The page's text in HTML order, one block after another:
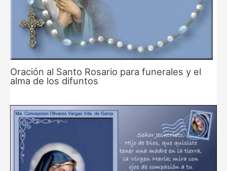
Oración al Santo Rosario para funerales y el
alma de los difuntos